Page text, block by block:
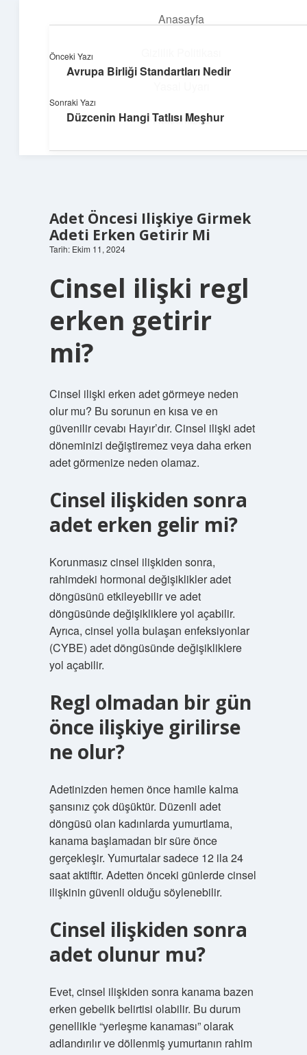
Anasayfa
Hakkımızda
Huzurlu Yaşam Tüyoları
Hayatına ferahlık katan öneriler!
Adet Öncesi Ilişkiye Girmek
Adeti Erken Getirir Mi
Tarih: Ekim 11, 2024
Cinsel ilişki regl
erken getirir
mi?
Cinsel ilişki erken adet görmeye neden
olur mu? Bu sorunun en kısa ve en
güvenilir cevabı Hayır’dır. Cinsel ilişki adet
döneminizi değiştiremez veya daha erken
adet görmenize neden olamaz.
Cinsel ilişkiden sonra
adet erken gelir mi?
Korunmasız cinsel ilişkiden sonra,
rahimdeki hormonal değişiklikler adet
döngüsünü etkileyebilir ve adet
döngüsünde değişikliklere yol açabilir.
Ayrıca, cinsel yolla bulaşan enfeksiyonlar
(CYBE) adet döngüsünde değişikliklere
yol açabilir.
Regl olmadan bir gün
önce ilişkiye girilirse
ne olur?
Adetinizden hemen önce hamile kalma
şansınız çok düşüktür. Düzenli adet
döngüsü olan kadınlarda yumurtlama,
kanama başlamadan bir süre önce
gerçekleşir. Yumurtalar sadece 12 ila 24
saat aktiftir. Adetten önceki günlerde cinsel
ilişkinin güvenli olduğu söylenebilir.
Cinsel ilişkiden sonra
adet olunur mu?
Evet, cinsel ilişkiden sonra kanama bazen
erken gebelik belirtisi olabilir. Bu durum
genellikle “yerleşme kanaması” olarak
adlandırılır ve döllenmiş yumurtanın rahim
Önceki Yazı
Avrupa Birliği Standartları Nedir
Sonraki Yazı
Düzcenin Hangi Tatlısı Meşhur